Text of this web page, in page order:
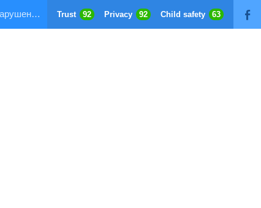
F
Trust 92 Privacy 92 Child safety 63
Страница заблокирована по требованию Роскомнадзора или из-за нарушения правил хостинга!